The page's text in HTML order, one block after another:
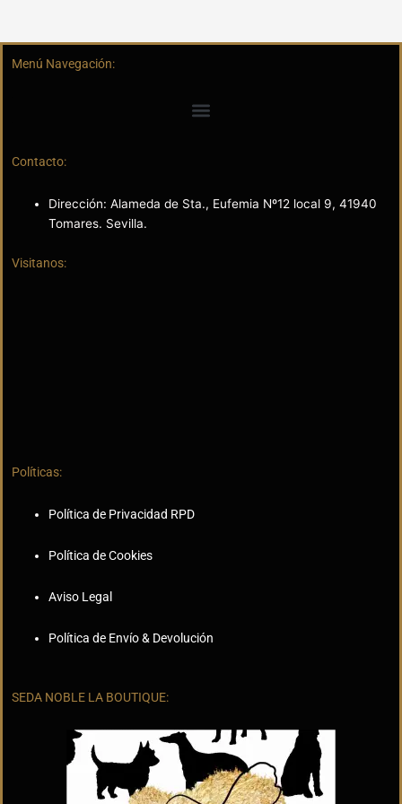
Menú Navegación:
Contacto:
Dirección: Alameda de Sta., Eufemia Nº12 local 9, 41940
Tomares. Sevilla.
Visitanos:
Políticas:
Política de Privacidad RPD
Política de Cookies
Aviso Legal
Política de Envío & Devolución
SEDA NOBLE LA BOUTIQUE: